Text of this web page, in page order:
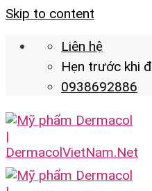
Skip to content
Liên hệ
Hẹn trước khi
0938692886